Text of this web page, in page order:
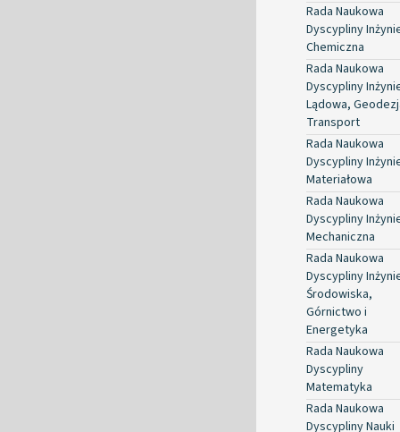
Rada Naukowa
Dyscypliny
Chemiczna
Rada Naukowa
Dyscypliny
Lądowa,
Transport
Rada Naukowa
Dyscypliny
Materiałowa
Rada Naukowa
Dyscypliny
Mechaniczna
Rada Naukowa
Dyscypliny
Środowiska,
Górnictwo i
Energetyka
Rada Naukowa
Dyscypliny
Matematyka
Rada Naukowa
Dyscypliny Nauki